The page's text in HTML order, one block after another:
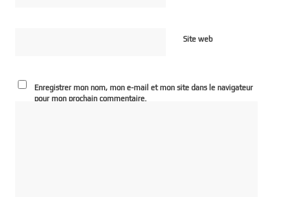
Site web
Enregistrer mon nom, mon e-mail et mon site dans le navigateur
pour mon prochain commentaire.